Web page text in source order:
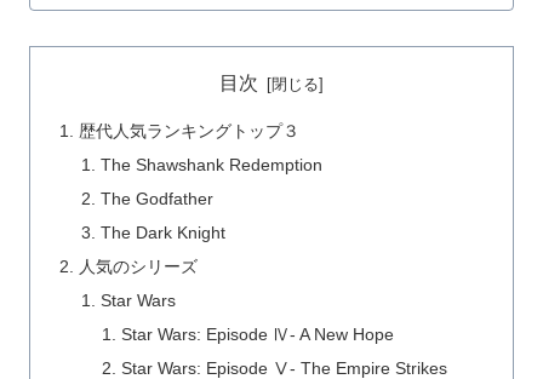
目次
歴代人気ランキングトップ３
The Shawshank Redemption
The Godfather
The Dark Knight
人気のシリーズ
Star Wars
Star Wars: Episode Ⅳ- A New Hope
Star Wars: Episode Ⅴ- The Empire Strikes